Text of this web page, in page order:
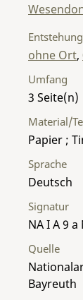
Entstehung
ohne Ort,
Umfang
3
Material/
Papier ;
Sprache
Deutsch
Signatur
NA I A 9 a
Quelle
Bayreuth